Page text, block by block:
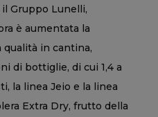
Gruppo Lunelli,
è aumentata la
in cantina,
di bottiglie, di cui 1,4 a
la linea Jeio e la linea
Extra Dry, frutto della